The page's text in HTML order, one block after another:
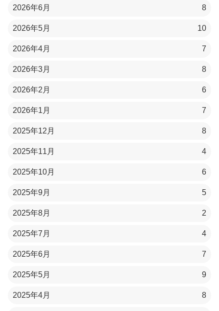
2026年6月 8
2026年5月 10
2026年4月 7
2026年3月 8
2026年2月 6
2026年1月 7
2025年12月 8
2025年11月 4
2025年10月 6
2025年9月 5
2025年8月 2
2025年7月 4
2025年6月 7
2025年5月 9
2025年4月 8